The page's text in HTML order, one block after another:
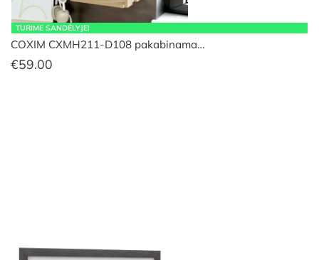
TURIME SANDĖLYJE!
COXIM CXMH211-D108 pakabinama…
€59.00